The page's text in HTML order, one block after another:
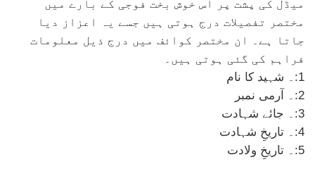
میڈل کی پشت پر اس خوش بخت فوجی کے بارے میں
مختصر تفصیلات درج ہوتی ہیں جسے یہ اعزاز دیا
جاتا ہے۔ ان مختصر کوائف میں درج ذیل معلومات
فراہم کی گئی ہوتی ہیں۔
1:۔ شہید کا نام
2:۔ آرمی نمبر
3:۔ جائے شہادت
4:۔ تاریخِ شہادت
5:۔ تاریخِ ولادت